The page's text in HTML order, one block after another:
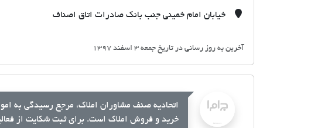
خیابان امام خمینی جنب بانک صادرات اتاق اصناف
آخرین به روز رسانی در تاریخ جمعه 3 اسفند 1397
اتحادیه صنف مشاوران املاک، مرجع رسیدگی به
خرید و فروش املاک است. برای ثبت شکایت از